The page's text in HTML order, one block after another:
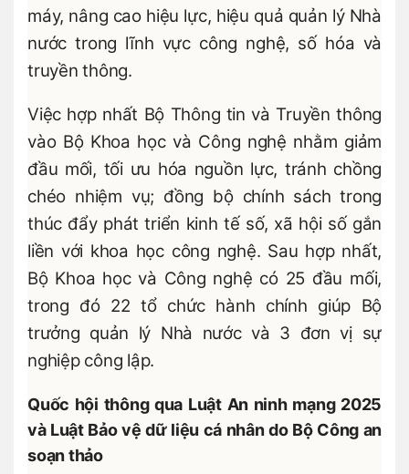
máy, nâng cao hiệu lực, hiệu quả quản lý Nhà
nước trong lĩnh vực công nghệ, số hóa và
truyền thông.
Việc hợp nhất Bộ Thông tin và Truyền thông
vào Bộ Khoa học và Công nghệ nhằm giảm
đầu mối, tối ưu hóa nguồn lực, tránh chồng
chéo nhiệm vụ; đồng bộ chính sách trong
thúc đẩy phát triển kinh tế số, xã hội số gắn
liền với khoa học công nghệ. Sau hợp nhất,
Bộ Khoa học và Công nghệ có 25 đầu mối,
trong đó 22 tổ chức hành chính giúp Bộ
trưởng quản lý Nhà nước và 3 đơn vị sự
nghiệp công lập.
Quốc hội thông qua Luật An ninh mạng 2025
và Luật Bảo vệ dữ liệu cá nhân do Bộ Công an
soạn thảo